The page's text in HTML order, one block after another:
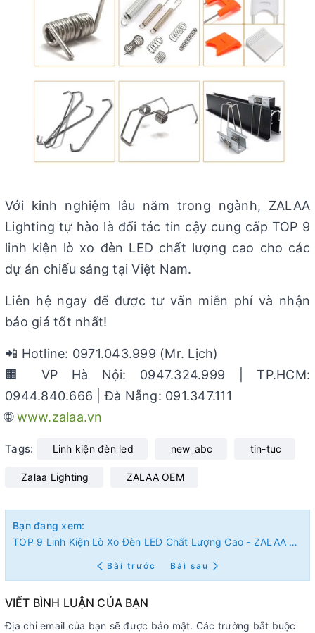
Với kinh nghiệm lâu năm trong ngành, ZALAA
Lighting tự hào là đối tác tin cậy cung cấp TOP 9
linh kiện lò xo đèn LED chất lượng cao cho các
dự án chiếu sáng tại Việt Nam.
Liên hệ ngay để được tư vấn miễn phí và nhận
báo giá tốt nhất!
📲 Hotline: 0971.043.999 (Mr. Lịch)
🏢 VP Hà Nội: 0947.324.999 | TP.HCM:
0944.840.666 | Đà Nẵng: 091.347.111
🌐www.zalaa.vn
Tags: Linh kiện đèn led new_abc tin-tuc
Zalaa Lighting ZALAA OEM
Bạn đang xem:
TOP 9 Linh Kiện Lò Xo Đèn LED Chất Lượng Cao - ZALAA Lighting
Bài trước Bài sau
VIẾT BÌNH LUẬN CỦA BẠN
Địa chỉ email của bạn sẽ được bảo mật. Các trường bắt buộc